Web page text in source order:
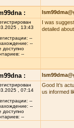
:
, 13:43
--
--
доступно
--
I was
detailed
:
, 07:14
--
--
доступно
--
Good It’s
us informed